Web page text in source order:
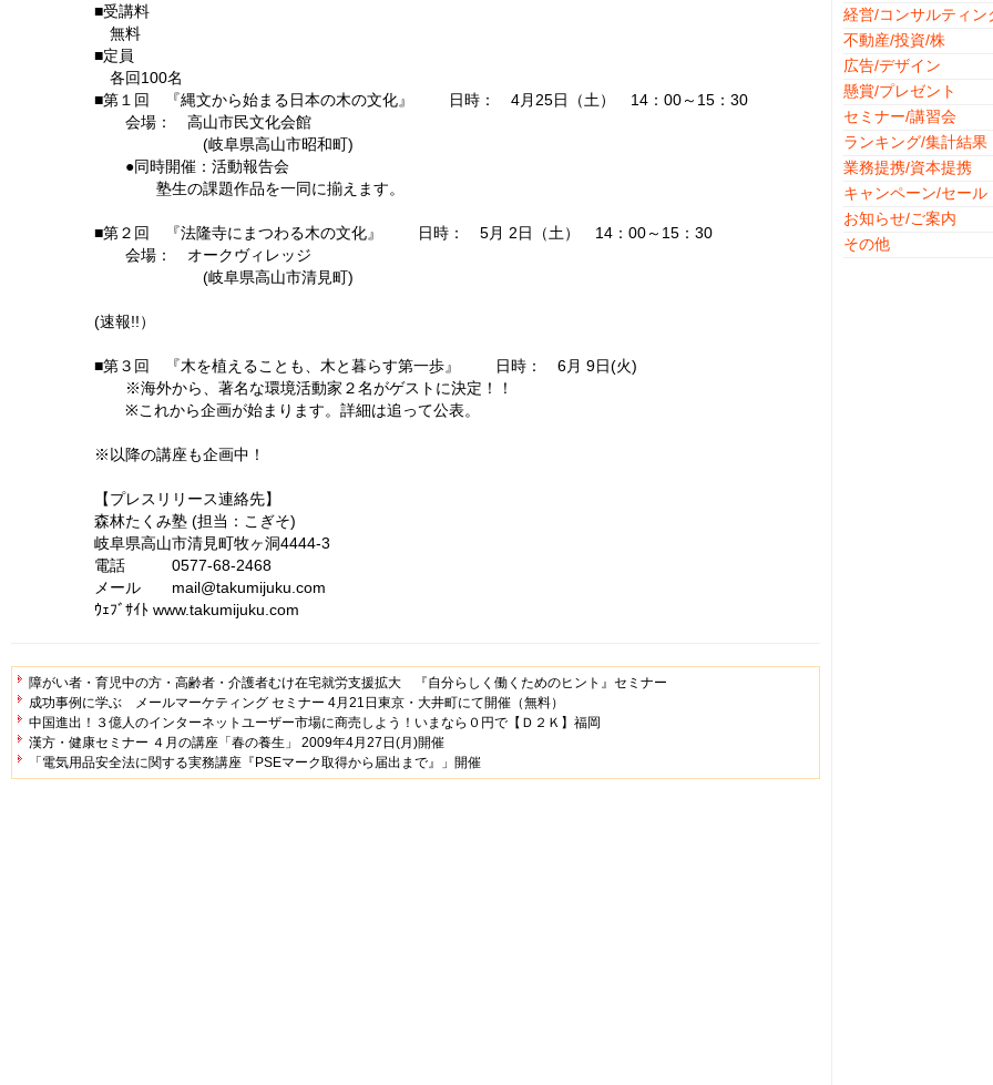
■受講料
無料
■定員
各回100名
■第１回 『縄文から始まる日本の木の文化』 日時： 4月25日（土） 14：00～15：30
会場： 高山市民文化会館
(岐阜県高山市昭和町)
●同時開催：活動報告会
塾生の課題作品を一同に揃えます。
■第２回 『法隆寺にまつわる木の文化』 日時： 5月 2日（土） 14：00～15：30
会場： オークヴィレッジ
(岐阜県高山市清見町)
(速報!!）
■第３回 『木を植えることも、木と暮らす第一歩』 日時： 6月 9日(火)
※海外から、著名な環境活動家２名がゲストに決定！！
※これから企画が始まります。詳細は追って公表。
※以降の講座も企画中！
【プレスリリース連絡先】
森林たくみ塾 (担当：こぎそ)
岐阜県高山市清見町牧ヶ洞4444-3
電話 0577-68-2468
メール mail@takumijuku.com
ｳｪﾌﾞｻｲﾄ www.takumijuku.com
障がい者・育児中の方・高齢者・介護者むけ在宅就労支援拡大 『自分らしく働くためのヒント』セミナー
成功事例に学ぶ メールマーケティング セミナー 4月21日東京・大井町にて開催（無料）
中国進出！３億人のインターネットユーザー市場に商売しよう！いまなら０円で【Ｄ２Ｋ】福岡
漢方・健康セミナー ４月の講座「春の養生」 2009年4月27日(月)開催
「電気用品安全法に関する実務講座『PSEマーク取得から届出まで』」開催
経営/コンサルティン
不動産/投資/株
広告/デザイン
懸賞/プレゼント
セミナー/講習会
ランキング/集計結果
業務提携/資本提携
キャンペーン/セール
お知らせ/ご案内
その他